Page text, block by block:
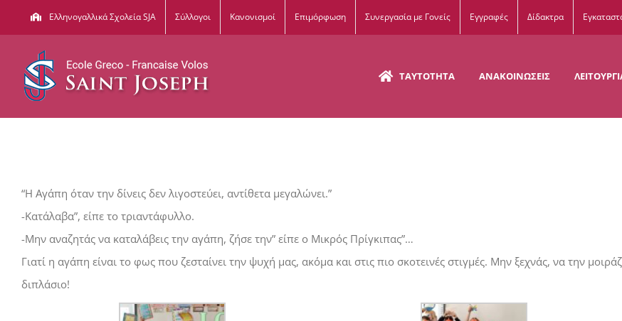
Μετάβαση
στο
περιεχόμενο
Ελληνογαλλικά Σχολεία SJA Σύλλογοι Κανονισμοί Επιμόρφωση Συνεργασία με Γονείς Εγγραφές Δίδακτρα
ΤΑΥΤΟΤΗΤΑ ΑΝΑΚΟΙΝΩΣΕΙΣ
“Η Αγάπη όταν την δίνεις δεν λιγοστεύει, αντίθετα μεγαλώνει.”
-Κατάλαβα”, είπε το τριαντάφυλλο.
-Μην αναζητάς να καταλάβεις την αγάπη, ζήσε την” είπε ο Μικρός Πρίγκιπας”…
Γιατί η αγάπη είναι το φως που ζεσταίνει την ψυχή μας, ακόμα και στις πιο σκοτεινές στιγμές. Μην ξεχνάς, να την
διπλάσιο!